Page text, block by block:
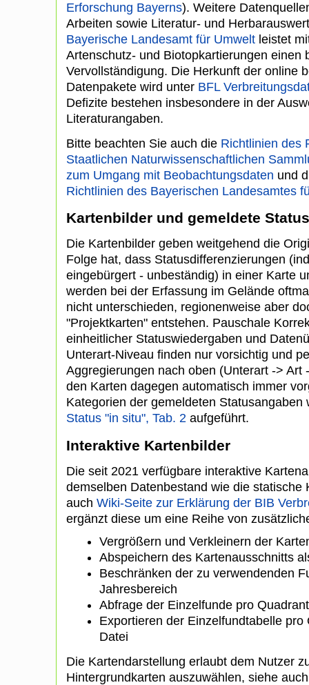
Erforschung Bayerns). Weitere
Arbeiten sowie Literatur- und
Bayerische Landesamt für Umwelt leistet
Artenschutz- und Biotopkartierungen einen
Vervollständigung. Die Herkunft der online
Datenpakete wird unter BFL
Defizite bestehen insbesondere in der
Literaturangaben.
Bitte beachten Sie auch die Richtlinien des
Staatlichen Naturwissenschaftlichen
zum Umgang mit Beobachtungsdaten und
Richtlinien des Bayerischen Landesamtes
Kartenbilder und gemeldete
Die Kartenbilder geben weitgehend die
Folge hat, dass Statusdifferenzierungen
eingebürgert - unbeständig) in einer Karte
werden bei der Erfassung im Gelände
nicht unterschieden, regionenweise aber
"Projektkarten" entstehen. Pauschale
einheitlicher Statuswiedergaben und
Unterart-Niveau finden nur vorsichtig und
Aggregierungen nach oben (Unterart -> Art
den Karten dagegen automatisch immer
Kategorien der gemeldeten
Status "in situ", Tab. 2 aufgeführt.
Interaktive Kartenbilder
Die seit 2021 verfügbare interaktive
demselben Datenbestand wie die statische
auch Wiki-Seite zur Erklärung der BIB
ergänzt diese um eine Reihe von
Vergrößern und Verkleinern der
Abspeichern des Kartenausschnitts
Beschränken der zu verwendenden
Jahresbereich
Abfrage der Einzelfunde pro
Exportieren der Einzelfundtabelle pro
Datei
Die Kartendarstellung erlaubt dem Nutzer
Hintergrundkarten auszuwählen, siehe